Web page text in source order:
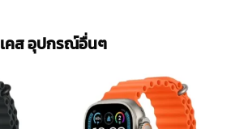
เคส อุปกรณ์อื่นๆ